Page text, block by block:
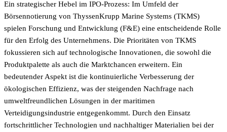
Ein strategischer Hebel im IPO-Prozess: Im Umfeld der
Börsennotierung von ThyssenKrupp Marine Systems (TKMS)
spielen Forschung und Entwicklung (F&E) eine entscheidende Rolle
für den Erfolg des Unternehmens. Die Prioritäten von TKMS
fokussieren sich auf technologische Innovationen, die sowohl die
Produktpalette als auch die Marktchancen erweitern. Ein
bedeutender Aspekt ist die kontinuierliche Verbesserung der
ökologischen Effizienz, was der steigenden Nachfrage nach
umweltfreundlichen Lösungen in der maritimen
Verteidigungsindustrie entgegenkommt. Durch den Einsatz
fortschrittlicher Technologien und nachhaltiger Materialien bei der